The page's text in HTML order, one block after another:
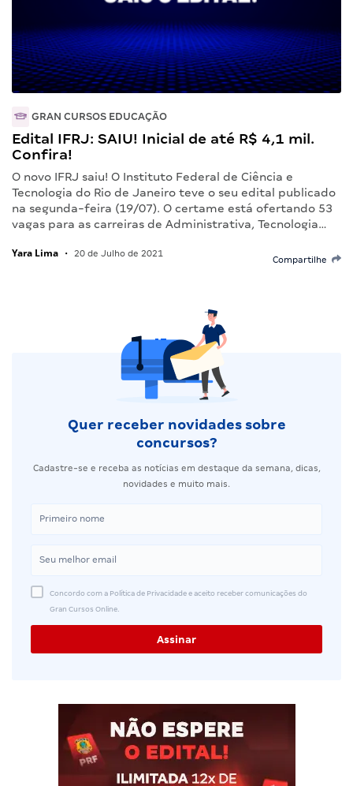
GRAN CURSOS EDUCAÇÃO
Edital IFRJ: SAIU! Inicial de até R$ 4,1 mil.
Confira!
O novo IFRJ saiu! O Instituto Federal de Ciência e
Tecnologia do Rio de Janeiro teve o seu edital publicado
na segunda-feira (19/07). O certame está ofertando 53
vagas para as carreiras de Administrativa, Tecnologia…
Yara Lima • 20 de Julho de 2021
Compartilhe
Quer receber novidades sobre
concursos?
Cadastre-se e receba as notícias em destaque da semana, dicas,
novidades e muito mais.
Concordo com a Política de Privacidade e aceito receber comunicações do
Gran Cursos Online.